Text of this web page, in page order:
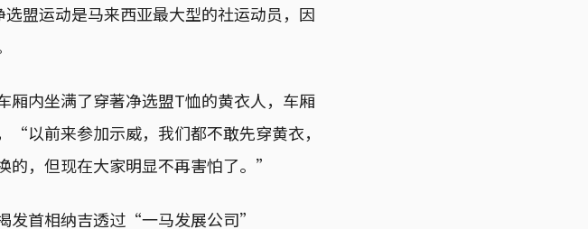
盟运动是马来西亚最大型的社运动员，因
厢内坐满了穿著净选盟T恤的黄衣人，车厢
以前来参加示威，我们都不敢先穿黄衣，
的，但现在大家明显不再害怕了。”
发首相纳吉透过“一马发展公司”